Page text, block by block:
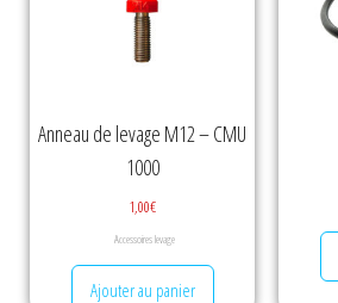
Anneau de levage M12 – CMU
1000
1,00€
Accessoires levage
Ajouter au panier